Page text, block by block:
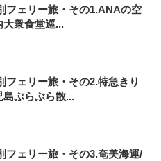
フェリー旅・その1.ANAの空
衆食堂巡...
フェリー旅・その2.特急きり
島ぶらぶら散...
フェリー旅・その3.奄美海運/